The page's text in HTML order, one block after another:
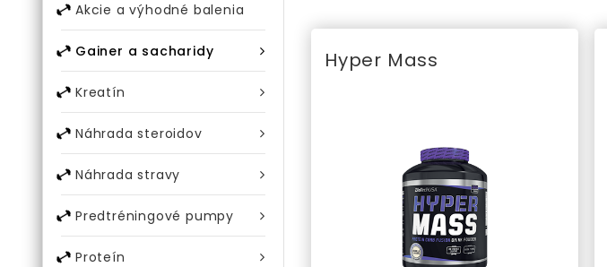
Hyper Mass
Akcie a výhodné balenia
Gainer a sacharidy
Kreatín
Náhrada steroidov
Náhrada stravy
Predtréningové pumpy
Proteín